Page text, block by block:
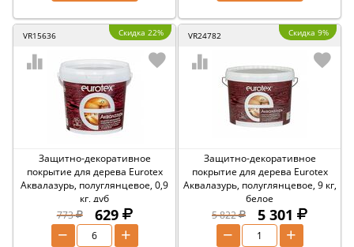
VR15636 Скидка 22%
Защитно-декоративное
покрытие для дерева Eurotex
Аквалазурь, полуглянцевое, 0,9
кг, дуб
773
629
+
−
VR24782 Скидка 9%
Защитно-декоративное
покрытие для дерева Eurotex
Аквалазурь, полуглянцевое, 9 кг,
белое
5 822
5 301
+
−